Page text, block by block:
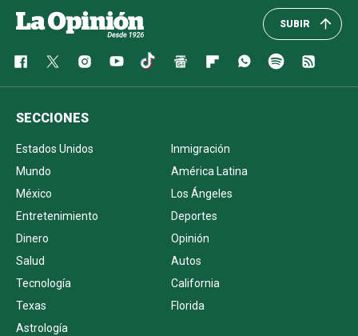
SUBIR
SECCIONES
Estados Unidos
Inmigración
Mundo
América Latina
México
Los Ángeles
Entretenimiento
Deportes
Dinero
Opinión
Salud
Autos
Tecnología
California
Texas
Florida
Astrología